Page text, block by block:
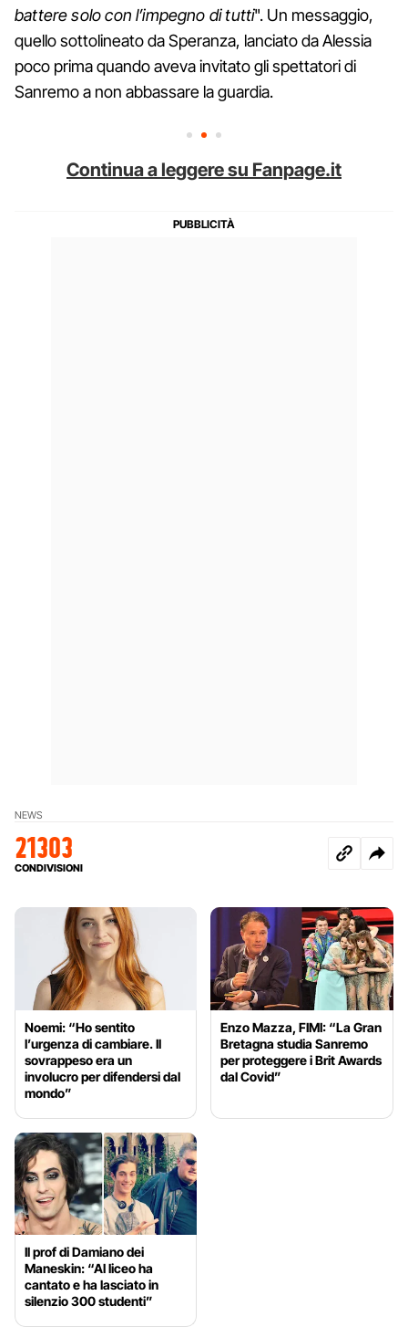
battere solo con l’impegno di tutti". Un messaggio,
quello sottolineato da Speranza, lanciato da Alessia
poco prima quando aveva invitato gli spettatori di
Sanremo a non abbassare la guardia.
Continua a leggere su Fanpage.it
NEWS
21303
CONDIVISIONI
Noemi: “Ho sentito
l’urgenza di cambiare. Il
sovrappeso era un
involucro per difendersi dal
mondo”
Enzo Mazza, FIMI: “La Gran
Bretagna studia Sanremo
per proteggere i Brit Awards
dal Covid”
Il prof di Damiano dei
Maneskin: “Al liceo ha
cantato e ha lasciato in
silenzio 300 studenti”